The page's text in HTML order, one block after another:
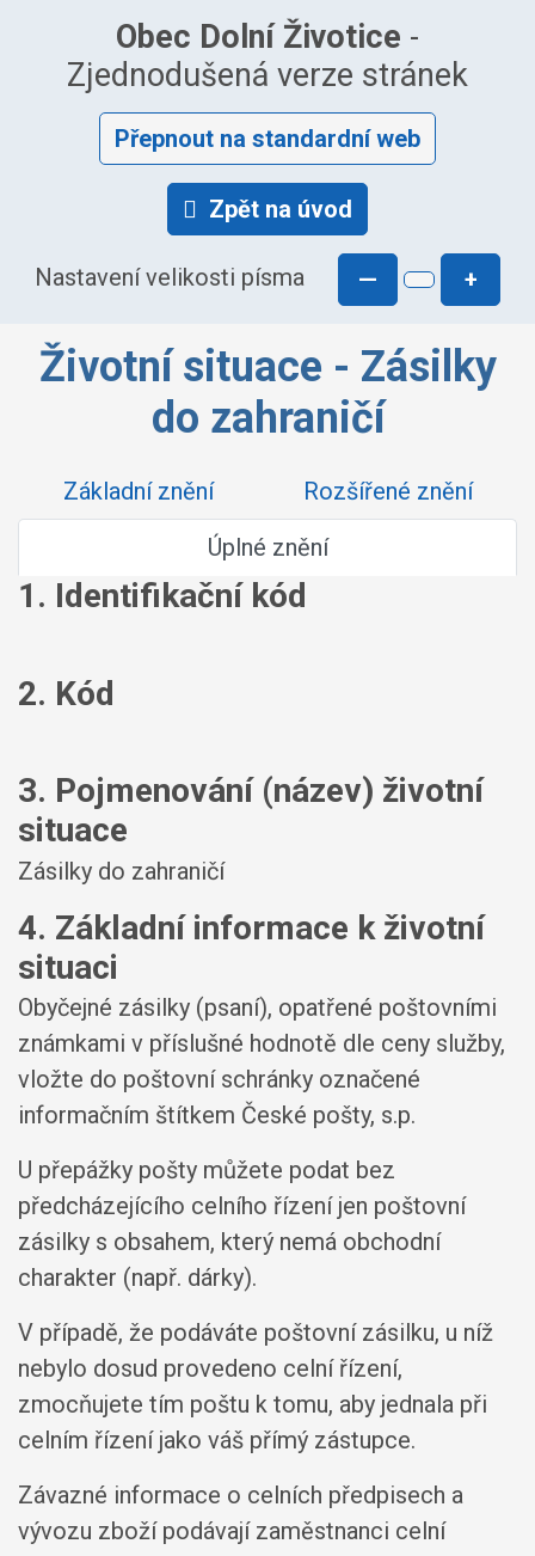
Obec Dolní Životice -
Zjednodušená verze stránek
Přepnout na standardní web
Zpět na úvod
Nastavení velikosti písma — +
Životní situace - Zásilky
do zahraničí
Základní znění
Rozšířené znění
Úplné znění
1. Identifikační kód
2. Kód
3. Pojmenování (název) životní
situace
Zásilky do zahraničí
4. Základní informace k životní
situaci
Obyčejné zásilky (psaní), opatřené poštovními
známkami v příslušné hodnotě dle ceny služby,
vložte do poštovní schránky označené
informačním štítkem České pošty, s.p.
U přepážky pošty můžete podat bez
předcházejícího celního řízení jen poštovní
zásilky s obsahem, který nemá obchodní
charakter (např. dárky).
V případě, že podáváte poštovní zásilku, u níž
nebylo dosud provedeno celní řízení,
zmocňujete tím poštu k tomu, aby jednala při
celním řízení jako váš přímý zástupce.
Závazné informace o celních předpisech a
vývozu zboží podávají zaměstnanci celní